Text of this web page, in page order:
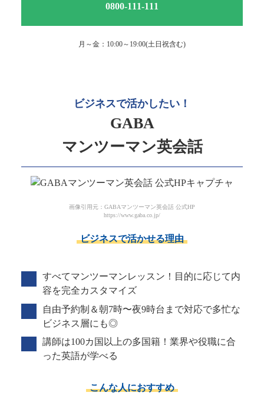
0800-111-111
月～金：10:00～19:00(土日祝含む)
ビジネスで活かしたい！
GABA
マンツーマン英会話
画像引用元：GABAマンツーマン英会話 公式HP
https://www.gaba.co.jp/
ビジネスで活かせる理由
すべてマンツーマンレッスン！目的に応じて内
容を完全カスタマイズ
自由予約制＆朝7時〜夜9時台まで対応で多忙な
ビジネス層にも◎
講師は100カ国以上の多国籍！業界や役職に合
った英語が学べる
こんな人におすすめ